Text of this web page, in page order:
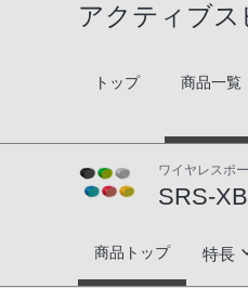
アクティブ
トップ 商品一覧
ワイヤレスポ
SRS-
SRS-XB01
商品トップ 特長